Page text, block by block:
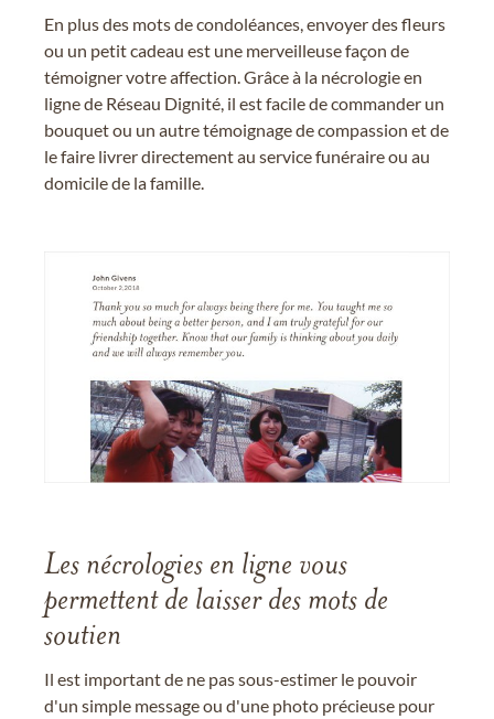
En plus des mots de condoléances, envoyer des fleurs
ou un petit cadeau est une merveilleuse façon de
témoigner votre affection. Grâce à la nécrologie en
ligne de Réseau Dignité, il est facile de commander un
bouquet ou un autre témoignage de compassion et de
le faire livrer directement au service funéraire ou au
domicile de la famille.
Les nécrologies en ligne vous
permettent de laisser des mots de
soutien
Il est important de ne pas sous-estimer le pouvoir
d'un simple message ou d'une photo précieuse pour